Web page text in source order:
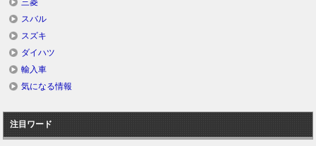
三菱
スバル
スズキ
ダイハツ
輸入車
気になる情報
注目ワード